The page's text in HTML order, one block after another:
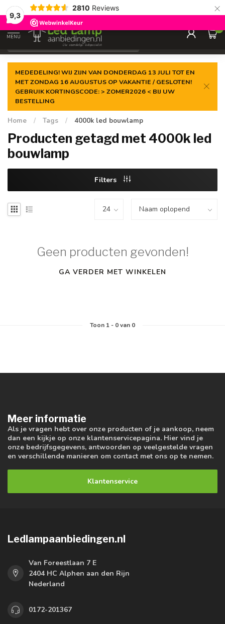
9,3
2810 Reviews ×
Gegarandeerde delaagste prijs
MENU
0
MEDEDELING! WIJ ZIJN VAN DONDERDAG 13 JULI TOT EN
MET ZONDAG 16 AUGUSTUS OP VAKANTIE / GESLOTEN!
GEBRUIK KORTINGSCODE: > ZOMER2026 < BIJ UW
BESTELLING
Home / Tags / 4000k led bouwlamp
Producten getagd met 4000k led
bouwlamp
Filters
Geen producten gevonden!
GA VERDER MET WINKELEN
Toon 1- 0van 0
Meer informatie
Als je vragen hebt over onze producten of je aankoop, neem
dan een kijkje op onze klantenservicepagina. Hier vind je
onze bedrijfsgegevens, antwoorden op veelgestelde vragen
en verschillende manieren om contact met ons op te nemen.
Klantenservice
Ledlampaanbiedingen.nl
Van Foreestlaan 7 E
2404 HC Alphen aan den Rijn
Nederland
0172-201367